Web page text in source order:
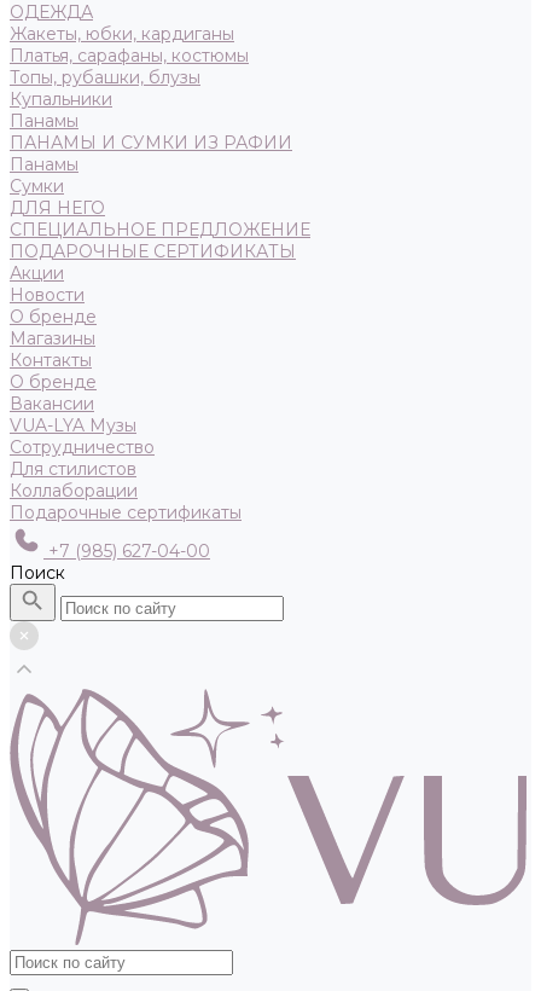
ОДЕЖДА
Жакеты, юбки, кардиганы
Платья, сарафаны, костюмы
Топы, рубашки, блузы
Купальники
Панамы
ПАНАМЫ И СУМКИ ИЗ РАФИИ
Панамы
Сумки
ДЛЯ НЕГО
СПЕЦИАЛЬНОЕ ПРЕДЛОЖЕНИЕ
ПОДАРОЧНЫЕ СЕРТИФИКАТЫ
Акции
Новости
О бренде
Магазины
Контакты
О бренде
Вакансии
VUA-LYA Музы
Сотрудничество
Для стилистов
Коллаборации
Подарочные сертификаты
+7 (985) 627-04-00
Поиск